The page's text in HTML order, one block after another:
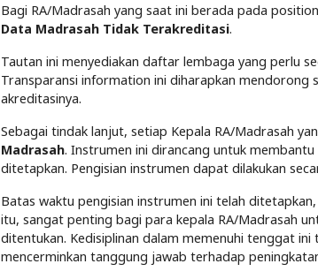
Bagi RA/Madrasah yang saat ini berada pada position
Data Madrasah Tidak Terakreditasi.
Tautan ini menyediakan daftar lembaga yang perlu
Transparansi information ini diharapkan
akreditasinya.
Sebagai tindak lanjut, setiap Kepala RA/Madrasah
Madrasah. Instrumen ini dirancang untuk
ditetapkan. Pengisian instrumen dapat dilakukan
Batas waktu pengisian instrumen ini telah
itu, sangat penting bagi para kepala RA/Madrasah
ditentukan. Kedisiplinan dalam memenuhi tenggat
mencerminkan tanggung jawab terhadap